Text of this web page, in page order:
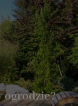
ogrodzie?